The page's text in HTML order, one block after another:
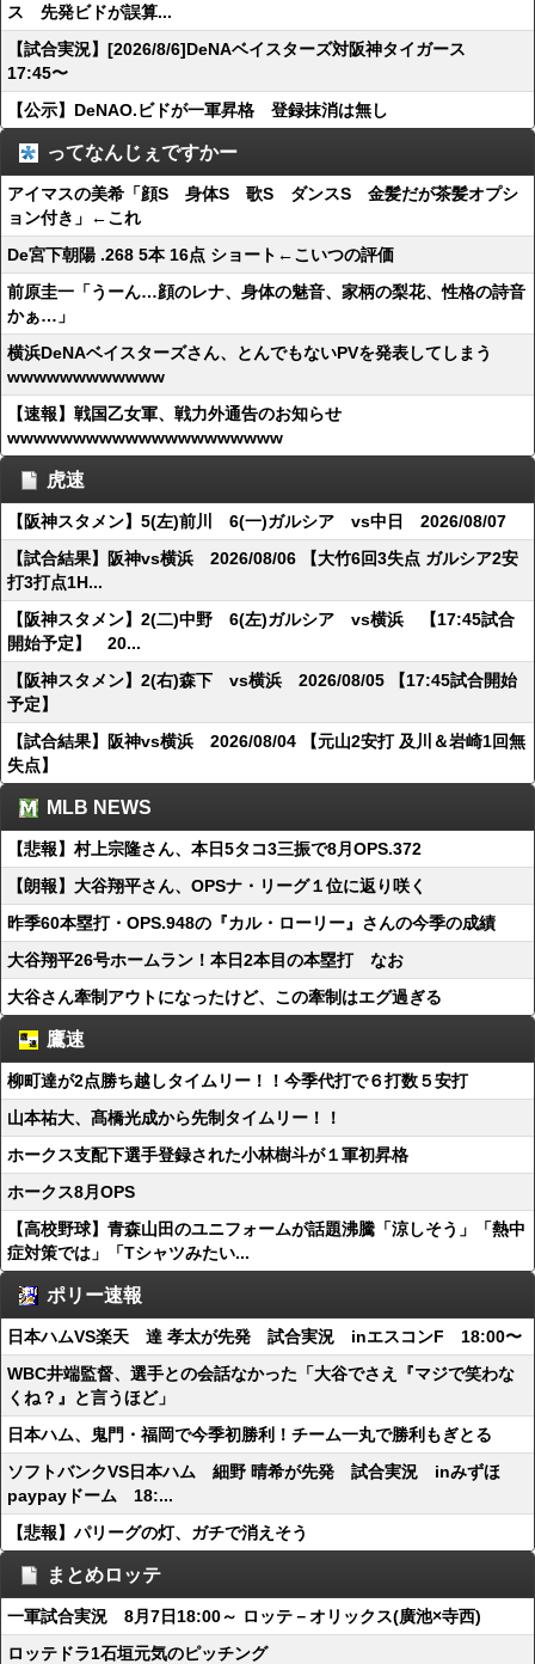
ス 先発ビドが誤算...
【試合実況】[2026/8/6]DeNAベイスターズ対阪神タイガース
17:45〜
【公示】DeNAO.ビドが一軍昇格 登録抹消は無し
ってなんじぇですかー
アイマスの美希「顔S 身体S 歌S ダンスS 金髪だが茶髪オプシ
ョン付き」←これ
De宮下朝陽 .268 5本 16点 ショート←こいつの評価
前原圭一「うーん…顔のレナ、身体の魅音、家柄の梨花、性格の詩音
かぁ…」
横浜DeNAベイスターズさん、とんでもないPVを発表してしまう
wwwwwwwwwwww
【速報】戦国乙女軍、戦力外通告のお知らせ
wwwwwwwwwwwwwwwwwwwww
虎速
【阪神スタメン】5(左)前川 6(一)ガルシア vs中日 2026/08/07
【試合結果】阪神vs横浜 2026/08/06 【大竹6回3失点 ガルシア2安
打3打点1H...
【阪神スタメン】2(二)中野 6(左)ガルシア vs横浜 【17:45試合
開始予定】 20...
【阪神スタメン】2(右)森下 vs横浜 2026/08/05 【17:45試合開始
予定】
【試合結果】阪神vs横浜 2026/08/04 【元山2安打 及川＆岩崎1回無
失点】
MLB NEWS
【悲報】村上宗隆さん、本日5タコ3三振で8月OPS.372
【朗報】大谷翔平さん、OPSナ・リーグ１位に返り咲く
昨季60本塁打・OPS.948の『カル・ローリー』さんの今季の成績
大谷翔平26号ホームラン！本日2本目の本塁打 なお
大谷さん牽制アウトになったけど、この牽制はエグ過ぎる
鷹速
柳町達が2点勝ち越しタイムリー！！今季代打で６打数５安打
山本祐大、髙橋光成から先制タイムリー！！
ホークス支配下選手登録された小林樹斗が１軍初昇格
ホークス8月OPS
【高校野球】青森山田のユニフォームが話題沸騰「涼しそう」「熱中
症対策では」「Tシャツみたい...
ポリー速報
日本ハムVS楽天 達 孝太が先発 試合実況 inエスコンF 18:00〜
WBC井端監督、選手との会話なかった「大谷でさえ『マジで笑わな
くね？』と言うほど」
日本ハム、鬼門・福岡で今季初勝利！チーム一丸で勝利もぎとる
ソフトバンクVS日本ハム 細野 晴希が先発 試合実況 inみずほ
paypayドーム 18:...
【悲報】パリーグの灯、ガチで消えそう
まとめロッテ
一軍試合実況 8月7日18:00～ ロッテ－オリックス(廣池×寺西)
ロッテドラ1石垣元気のピッチング